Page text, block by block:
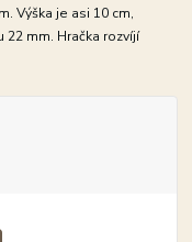
Výška je asi 10 cm,
mm. Hračka rozvíjí